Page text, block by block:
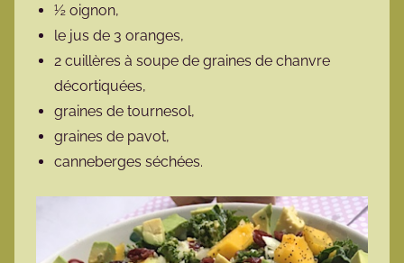
½ oignon,
le jus de 3 oranges,
2 cuillères à soupe de graines de chanvre
décortiquées,
graines de tournesol,
graines de pavot,
canneberges séchées.